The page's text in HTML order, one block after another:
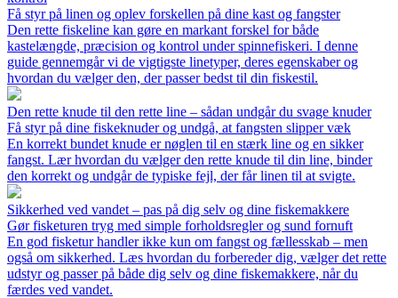
Få styr på linen og oplev forskellen på dine kast og fangster
Den rette fiskeline kan gøre en markant forskel for både
kastelængde, præcision og kontrol under spinnefiskeri. I denne
guide gennemgår vi de vigtigste linetyper, deres egenskaber og
hvordan du vælger den, der passer bedst til din fiskestil.
Den rette knude til den rette line – sådan undgår du svage knuder
Få styr på dine fiskeknuder og undgå, at fangsten slipper væk
En korrekt bundet knude er nøglen til en stærk line og en sikker
fangst. Lær hvordan du vælger den rette knude til din line, binder
den korrekt og undgår de typiske fejl, der får linen til at svigte.
Sikkerhed ved vandet – pas på dig selv og dine fiskemakkere
Gør fisketuren tryg med simple forholdsregler og sund fornuft
En god fisketur handler ikke kun om fangst og fællesskab – men
også om sikkerhed. Læs hvordan du forbereder dig, vælger det rette
udstyr og passer på både dig selv og dine fiskemakkere, når du
færdes ved vandet.